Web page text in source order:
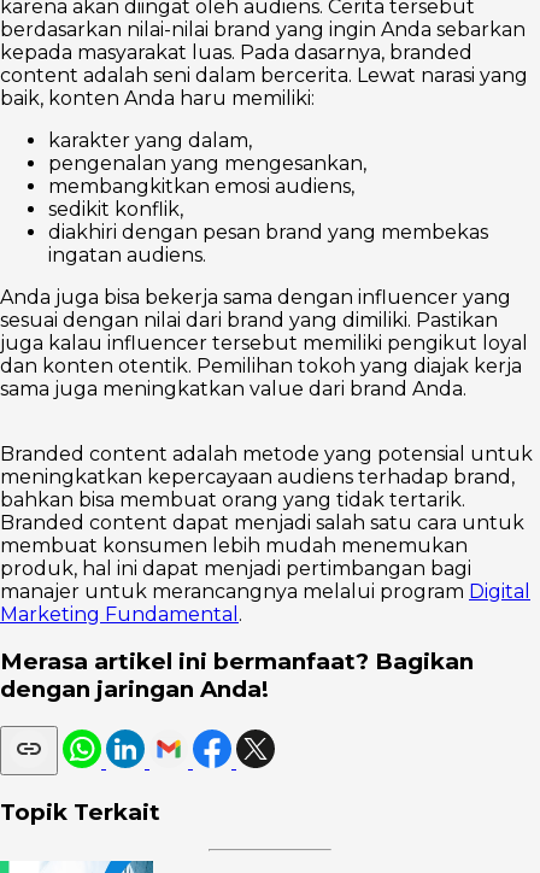
karena akan diingat oleh audiens. Cerita tersebut
berdasarkan nilai-nilai brand yang ingin Anda sebarkan
kepada masyarakat luas. Pada dasarnya, branded
content adalah seni dalam bercerita. Lewat narasi yang
baik, konten Anda haru memiliki:
karakter yang dalam,
pengenalan yang mengesankan,
membangkitkan emosi audiens,
sedikit konflik,
diakhiri dengan pesan brand yang membekas
ingatan audiens.
Anda juga bisa bekerja sama dengan influencer yang
sesuai dengan nilai dari brand yang dimiliki. Pastikan
juga kalau influencer tersebut memiliki pengikut loyal
dan konten otentik. Pemilihan tokoh yang diajak kerja
sama juga meningkatkan value dari brand Anda.
Branded content adalah metode yang potensial untuk
meningkatkan kepercayaan audiens terhadap brand,
bahkan bisa membuat orang yang tidak tertarik.
Branded content dapat menjadi salah satu cara untuk
membuat konsumen lebih mudah menemukan
produk, hal ini dapat menjadi pertimbangan bagi
manajer untuk merancangnya melalui program Digital
Marketing Fundamental .
Merasa artikel ini bermanfaat? Bagikan
dengan jaringan Anda!
Topik Terkait